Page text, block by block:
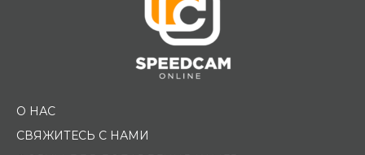
О НАС
СВЯЖИТЕСЬ С НАМИ